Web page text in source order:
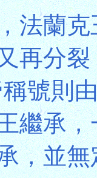
法蘭
再分
號則
繼承
，並